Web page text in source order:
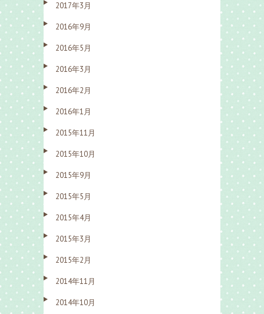
2017年3月
2016年9月
2016年5月
2016年3月
2016年2月
2016年1月
2015年11月
2015年10月
2015年9月
2015年5月
2015年4月
2015年3月
2015年2月
2014年11月
2014年10月